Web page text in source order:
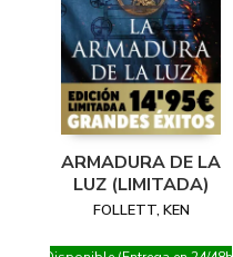
ARMADURA DE LA
LUZ (LIMITADA)
FOLLETT, KEN